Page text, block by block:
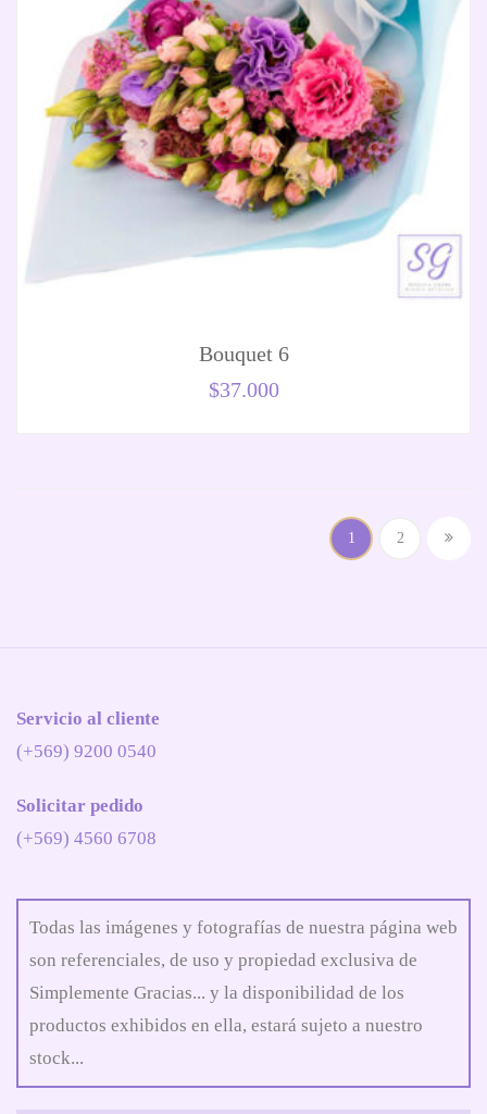
Bouquet 6
$37.000
1 2
Servicio al cliente
(+569) 9200 0540
Solicitar pedido
(+569) 4560 6708
Todas las imágenes y fotografías de nuestra página web
son referenciales, de uso y propiedad exclusiva de
Simplemente Gracias... y la disponibilidad de los
productos exhibidos en ella, estará sujeto a nuestro
stock...